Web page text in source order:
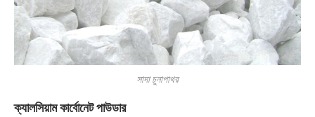
সাদা চুনাপাথর
ক্যালসিয়াম কার্বোনেট পাউডার